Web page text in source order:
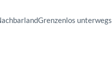
Grenzenlos unterwegs